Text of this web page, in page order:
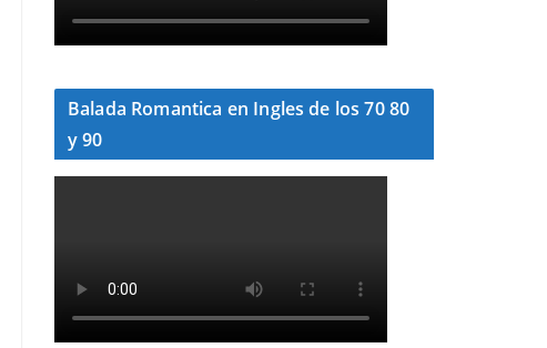
Balada Romantica en Ingles de los 70 80
y 90